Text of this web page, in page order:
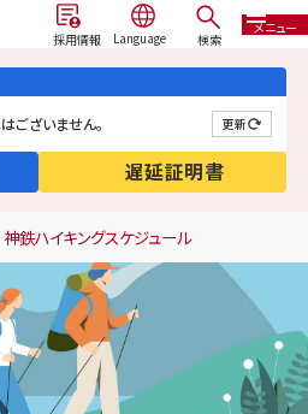
採用情報 検索
メニュー
ございません。 更新
遅延証明書
神鉄ハイキングスケジュール